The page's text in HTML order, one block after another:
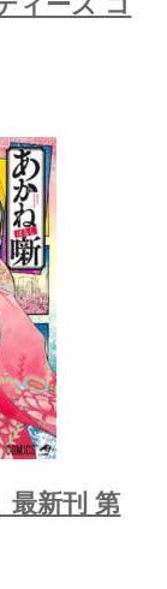
最新刊 第